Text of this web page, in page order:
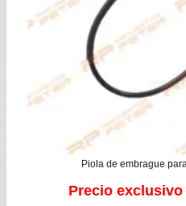
Piola de embrague
Precio exclusivo